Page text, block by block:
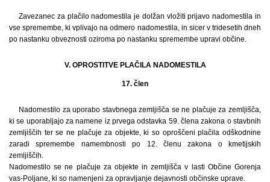
Zavezanec za plačilo nadomestila je dolžan vložiti prijavo nadomestila in
vse spremembe, ki vplivajo na odmero nadomestila, in sicer v tridesetih dneh
po nastanku obveznosti oziroma po nastanku spremembe upravi občine.
V. OPROSTITVE PLAČILA NADOMESTILA
17. člen
Nadomestilo za uporabo stavbnega zemljišča se ne plačuje za zemljišča,
ki se uporabljajo za namene iz prvega odstavka 59. člena zakona o stavbnih
zemljiščih ter se ne plačuje za objekte, ki so oproščeni plačila odškodnine
zaradi spremembe namembnosti po 12. členu zakona o kmetijskih
zemljiščih.
Nadomestilo se ne plačuje za objekte in zemljišča v lasti Občine Gorenja
vas-Poljane, ki so namenjeni za opravljanje dejavnosti občinske uprave.